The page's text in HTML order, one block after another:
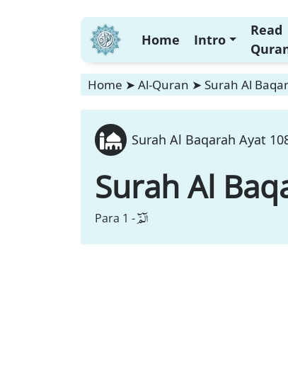
Home Intro
Read
Home ➤ Al-Quran ➤ Surah Al
Surah Al Baqarah Ayat
Surah Al
Para 1 -الٓمّٓ